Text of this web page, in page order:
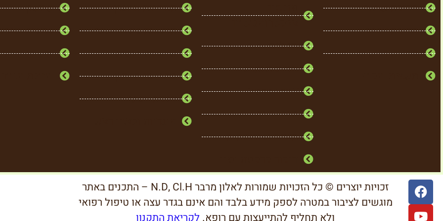
בדיקת שיער
בדיקת צואה
בדיקת רגישות למזון
סו ג'וק
אוריקולותרפיה
צמחי מרפא
פרחי באך
תזונה נטורופתית
תסמונת סיוגרן
תופעות גיל המעבר
שלבקת חוגרת
כאבי גב תחתון
דלקת בכתף
טינטון
נוזלים
ורטיגו
זכויות יוצרים © כל הזכויות שמורות לאלון מרבר N.D, Cl.H – התכנים באתר
מוגשים לציבור במטרה לספק מידע בלבד והם אינם בגדר עצה או טיפול רפואי
ולא תחליף להתייעצות עם רופא. לקריאת התקנון